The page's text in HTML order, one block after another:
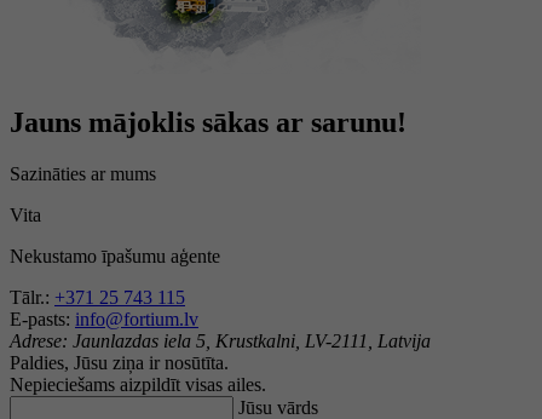
Jauns mājoklis sākas ar sarunu!
Sazināties ar mums
Vita
Nekustamo īpašumu aģente
Tālr.: +371 25 743 115
E-pasts: info@fortium.lv
Adrese: Jaunlazdas iela 5, Krustkalni, LV-2111, Latvija
Paldies, Jūsu ziņa ir nosūtīta.
Nepieciešams aizpildīt visas ailes.
Jūsu vārds